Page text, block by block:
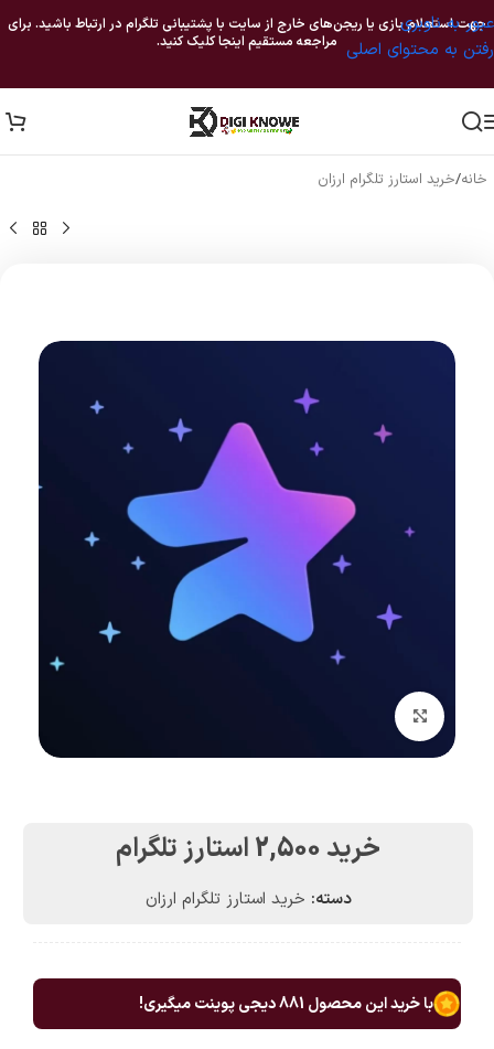
عبور به ناوبری
رفتن به محتوای اصلی
جهت استعلام بازی یا ریجن‌های خارج از سایت با پشتیبانی تلگرام در ارتباط باشید. برای
مراجعه مستقیم اینجا کلیک کنید.
خانه/خرید استارز تلگرام ارزان
بزرگنمایی تصویر
خرید 2,500 استارز تلگرام
دسته: خرید استارز تلگرام ارزان
با خرید این محصول 881دیجی پوینت میگیری!